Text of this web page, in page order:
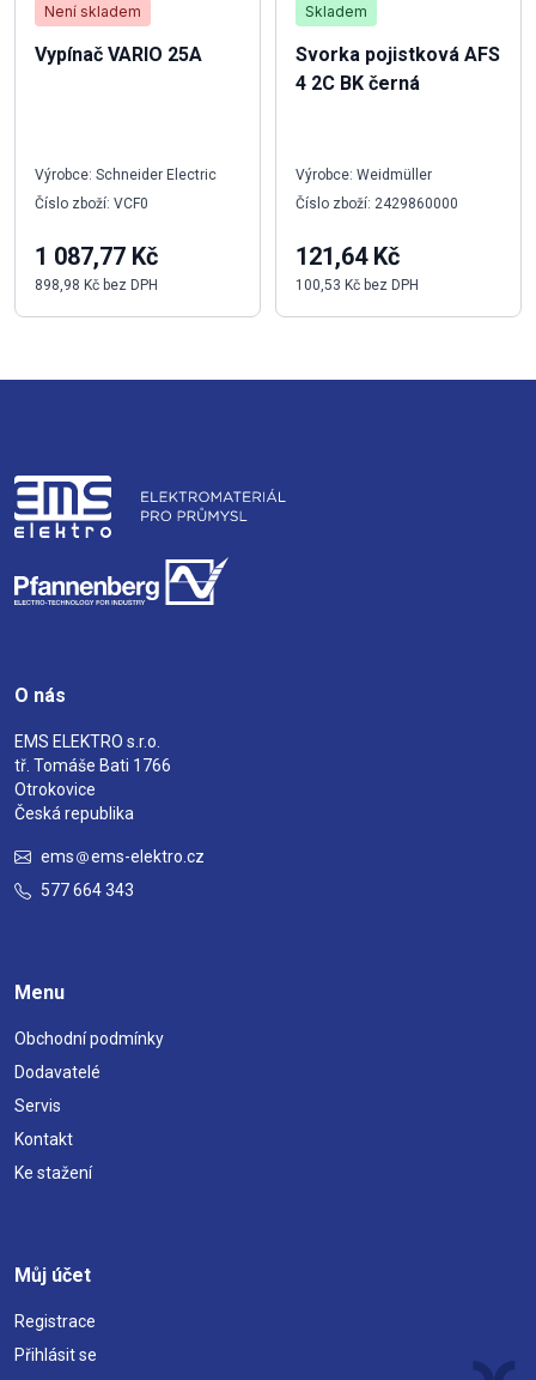
Není skladem
Vypínač VARIO 25A
Výrobce: Schneider Electric
Číslo zboží: VCF0
1 087,77 Kč
898,98 Kč bez DPH
Skladem
Svorka pojistková AFS
4 2C BK černá
Výrobce: Weidmüller
Číslo zboží: 2429860000
121,64 Kč
100,53 Kč bez DPH
O nás
EMS ELEKTRO s.r.o.
tř. Tomáše Bati 1766
Otrokovice
Česká republika
ems
ems-elektro.cz
577 664 343
Menu
Obchodní podmínky
Dodavatelé
Servis
Kontakt
Ke stažení
Můj účet
Registrace
Přihlásit se